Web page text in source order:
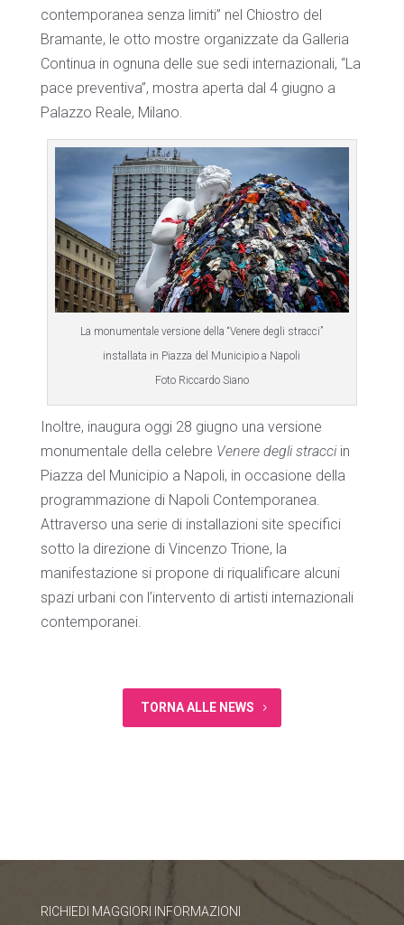
contemporanea senza limiti” nel Chiostro del
Bramante, le otto mostre organizzate da Galleria
Continua in ognuna delle sue sedi internazionali, “La
pace preventiva”, mostra aperta dal 4 giugno a
Palazzo Reale, Milano.
La monumentale versione della “Venere degli stracci”
installata in Piazza del Municipio a Napoli
Foto Riccardo Siano
Inoltre, inaugura oggi 28 giugno una versione
monumentale della celebre Venere degli stracciin
Piazza del Municipio a Napoli, in occasione della
programmazione di Napoli Contemporanea.
Attraverso una serie di installazioni site specifici
sotto la direzione di Vincenzo Trione, la
manifestazione si propone di riqualificare alcuni
spazi urbani con l’intervento di artisti internazionali
contemporanei.
TORNA ALLE NEWS
RICHIEDI MAGGIORI INFORMAZIONI